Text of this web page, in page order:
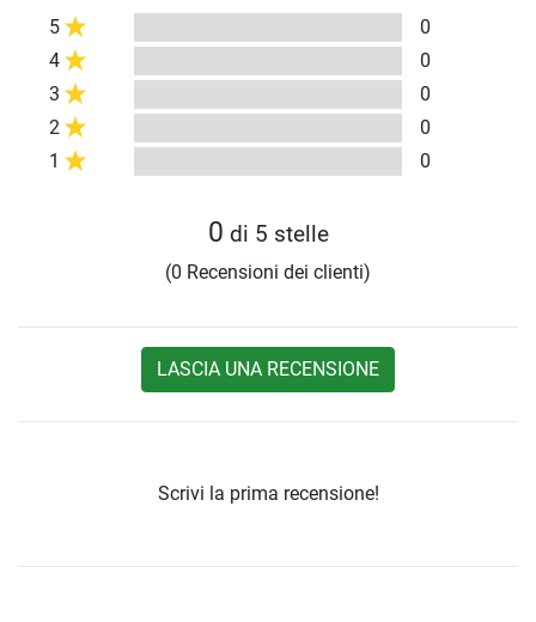
5
0
4
0
3
0
2
0
1
0
0 di 5 stelle
(0 Recensioni dei clienti)
LASCIA UNA RECENSIONE
Scrivi la prima recensione!